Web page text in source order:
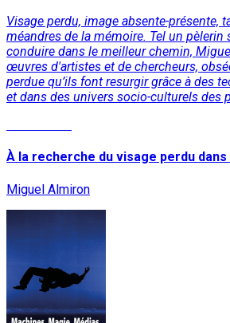
Visage perdu, image absente-présente,
méandres de la mémoire. Tel un pèlerin
conduire dans le meilleur chemin,
œuvres d'artistes et de chercheurs,
perdue qu’ils font resurgir grâce à des
et dans des univers socio-culturels des
À la recherche du visage perdu
Miguel Almiron